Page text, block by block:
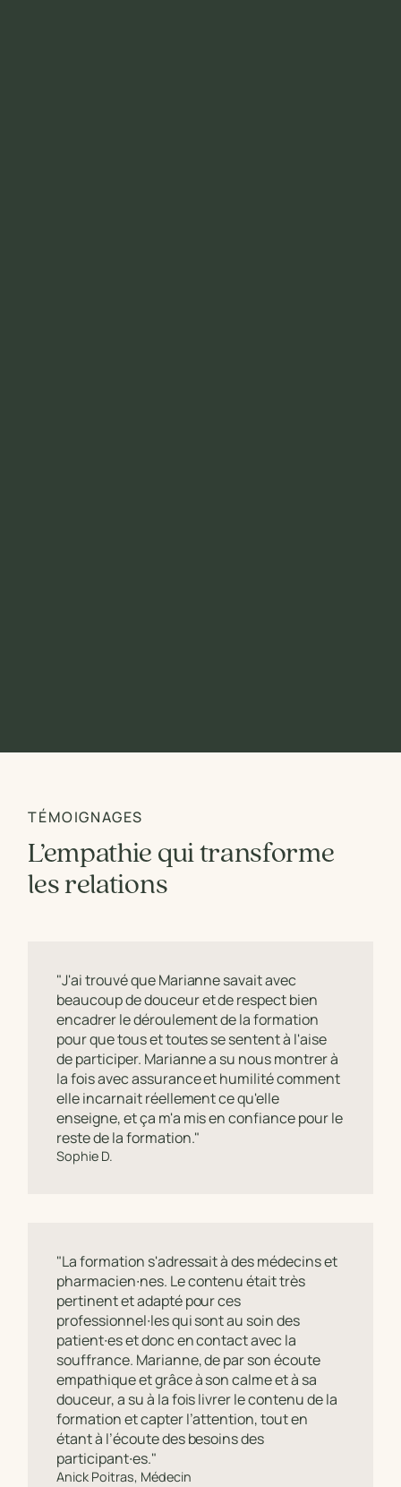
TÉMOIGNAGES
L’empathie qui transforme
les relations
"J'ai trouvé que Marianne savait avec
beaucoup de douceur et de respect bien
encadrer le déroulement de la formation
pour que tous et toutes se sentent à l'aise
de participer. Marianne a su nous montrer à
la fois avec assurance et humilité comment
elle incarnait réellement ce qu'elle
enseigne, et ça m'a mis en confiance pour le
reste de la formation."
Sophie D.
"La formation s'adressait à des médecins et
pharmacien∙nes. Le contenu était très
pertinent et adapté pour ces
professionnel∙les qui sont au soin des
patient∙es et donc en contact avec la
souffrance. Marianne, de par son écoute
empathique et grâce à son calme et à sa
douceur, a su à la fois livrer le contenu de la
formation et capter l’attention, tout en
étant à l’écoute des besoins des
participant∙es."
Anick Poitras, Médecin